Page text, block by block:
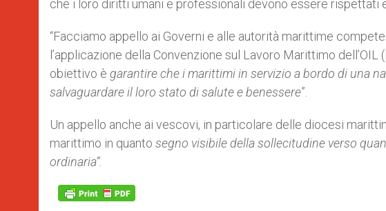
che i loro diritti umani e professionali devono essere rispettati
“Facciamo appello ai Governi e alle autorità marittime
l’applicazione della Convenzione sul Lavoro Marittimo
obiettivo è garantire che i marittimi in servizio a bordo di una
salvaguardare il loro stato di salute e benessere”.
Un appello anche ai vescovi, in particolare delle diocesi
marittimo in quanto segno visibile della sollecitudine verso
ordinaria”.